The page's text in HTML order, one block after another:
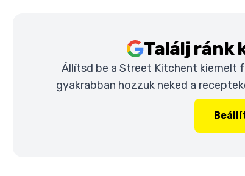
Találj ránk
Állítsd be a Street Kitchent kiemelt
gyakrabban hozzuk neked a